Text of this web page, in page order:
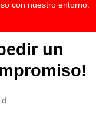
con nuestro entorno.
un